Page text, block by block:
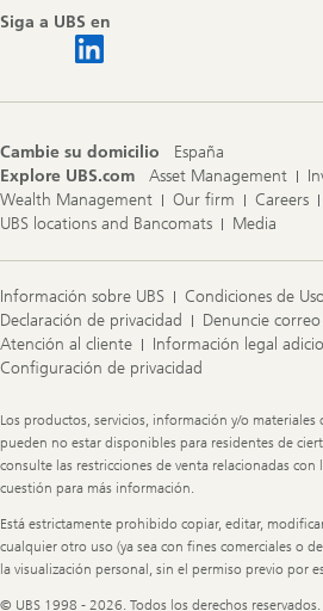
Siga a UBS en
Cambie su domicilio
España
Explore UBS.com
Asset Management
Wealth Management
Our firm Careers
UBS locations and Bancomats
Media
Información sobre UBS
Condiciones de
Declaración de privacidad
Denuncie
Atención al cliente
Información legal
Configuración de privacidad
Legal
Information
Los productos, servicios, información y/o
pueden no estar disponibles para residentes de
consulte las restricciones de venta relacionadas con
cuestión para más información.
Está estrictamente prohibido copiar, editar,
cualquier otro uso (ya sea con fines comerciales o
la visualización personal, sin el permiso previo por
© UBS 1998 - 2026. Todos los derechos reservados.